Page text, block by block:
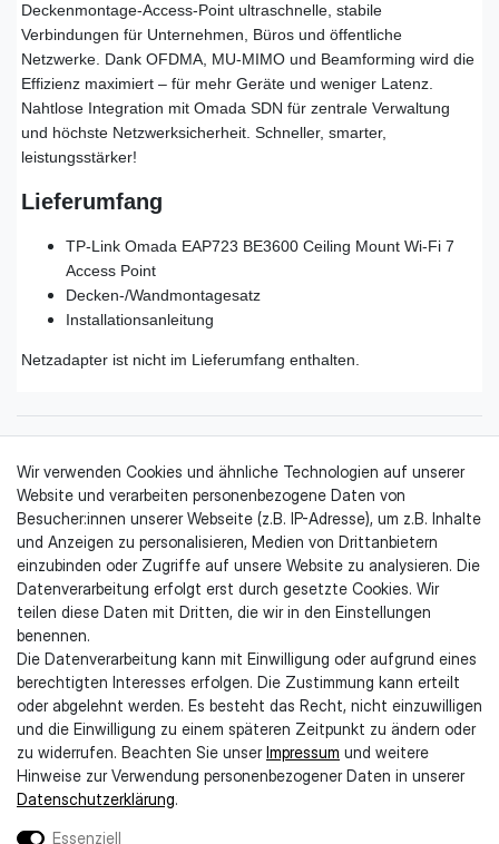
Deckenmontage-Access-Point ultraschnelle, stabile
Verbindungen für Unternehmen, Büros und öffentliche
Netzwerke. Dank OFDMA, MU-MIMO und Beamforming wird die
Effizienz maximiert – für mehr Geräte und weniger Latenz.
Nahtlose Integration mit Omada SDN für zentrale Verwaltung
und höchste Netzwerksicherheit. Schneller, smarter,
leistungsstärker!
Lieferumfang
TP-Link Omada EAP723 BE3600 Ceiling Mount Wi-Fi 7
Access Point
Decken-/Wandmontagesatz
Installationsanleitung
Netzadapter ist nicht im Lieferumfang enthalten.
Rechtliches & Kundeninformationen
Impressum
AGB
Datenschutzerklärung
Kontaktformular
Widerruf erklären
Widerrufsrecht
Entsorgungshinweise
Lieferung & Zahlung
Barrierefreiheit
Wir verwenden Cookies und ähnliche Technologien auf unserer
Website und verarbeiten personenbezogene Daten von
Besucher:innen unserer Webseite (z.B. IP-Adresse), um z.B. Inhalte
und Anzeigen zu personalisieren, Medien von Drittanbietern
einzubinden oder Zugriffe auf unsere Website zu analysieren. Die
Datenverarbeitung erfolgt erst durch gesetzte Cookies. Wir
teilen diese Daten mit Dritten, die wir in den Einstellungen
benennen.
Die Datenverarbeitung kann mit Einwilligung oder aufgrund eines
berechtigten Interesses erfolgen. Die Zustimmung kann erteilt
oder abgelehnt werden. Es besteht das Recht, nicht einzuwilligen
und die Einwilligung zu einem späteren Zeitpunkt zu ändern oder
zu widerrufen. Beachten Sie unserImpressum und weitere
Hinweise zur Verwendung personenbezogener Daten in unserer
Daten­schutz­erklärung.
Essenziell